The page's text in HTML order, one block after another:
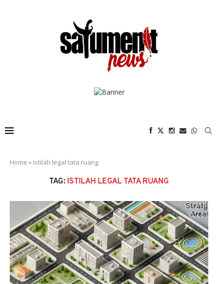
Home » istilah legal tata ruang
TAG: ISTILAH LEGAL TATA RUANG